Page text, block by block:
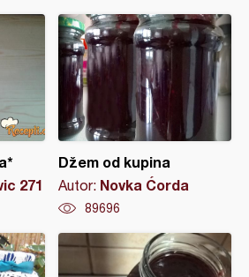
271
Džem od kupina
Autor: Novka Ćorda
89696